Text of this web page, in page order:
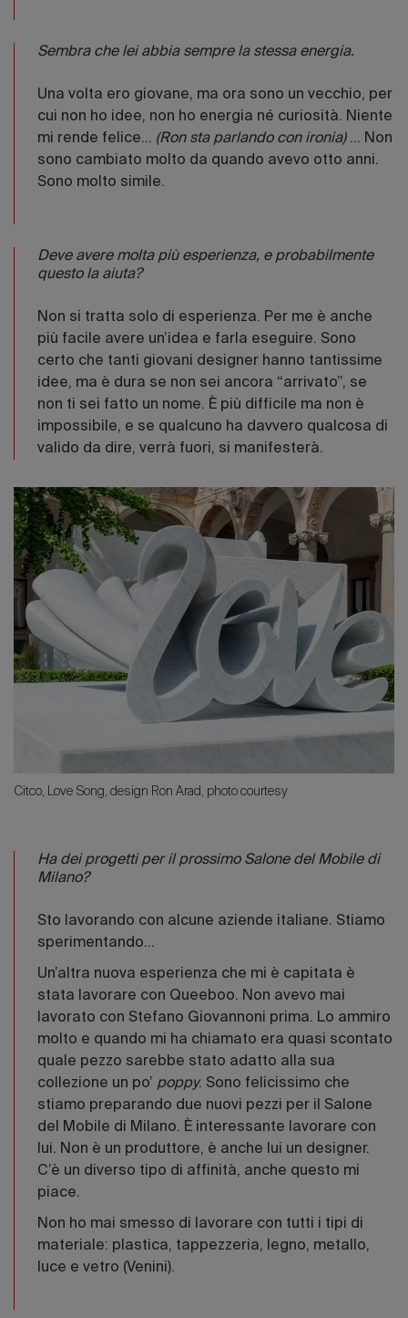
Sembra che lei abbia sempre la stessa energia.
Una volta ero giovane, ma ora sono un vecchio, per
cui non ho idee, non ho energia né curiosità. Niente
mi rende felice… (Ron sta parlando con ironia)… Non
sono cambiato molto da quando avevo otto anni.
Sono molto simile.
Deve avere molta più esperienza, e probabilmente
questo la aiuta?
Non si tratta solo di esperienza. Per me è anche
più facile avere un’idea e farla eseguire. Sono
certo che tanti giovani designer hanno tantissime
idee, ma è dura se non sei ancora “arrivato”, se
non ti sei fatto un nome. È più difficile ma non è
impossibile, e se qualcuno ha davvero qualcosa di
valido da dire, verrà fuori, si manifesterà.
Citco, Love Song, design Ron Arad, photo courtesy
Ha dei progetti per il prossimo Salone del Mobile di
Milano?
Sto lavorando con alcune aziende italiane. Stiamo
sperimentando...
Un’altra nuova esperienza che mi è capitata è
stata lavorare con Queeboo. Non avevo mai
lavorato con Stefano Giovannoni prima. Lo ammiro
molto e quando mi ha chiamato era quasi scontato
quale pezzo sarebbe stato adatto alla sua
collezione un po’ poppy. Sono felicissimo che
stiamo preparando due nuovi pezzi per il Salone
del Mobile di Milano. È interessante lavorare con
lui. Non è un produttore, è anche lui un designer.
C’è un diverso tipo di affinità, anche questo mi
piace.
Non ho mai smesso di lavorare con tutti i tipi di
materiale: plastica, tappezzeria, legno, metallo,
luce e vetro (Venini).